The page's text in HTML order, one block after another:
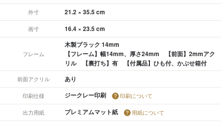
外寸 21.2 × 35.5 cm
画寸 16.4 × 23.5 cm
フレーム
木製ブラック 14mm
【フレーム】幅14mm、厚さ24mm 【前面】2mmアク
リル 【裏打ち】有 【付属品】ひも付、かぶせ箱付
前面アクリル あり
印刷仕様 ジークレー印刷 印刷について
出力用紙 プレミアムマット紙 用紙について